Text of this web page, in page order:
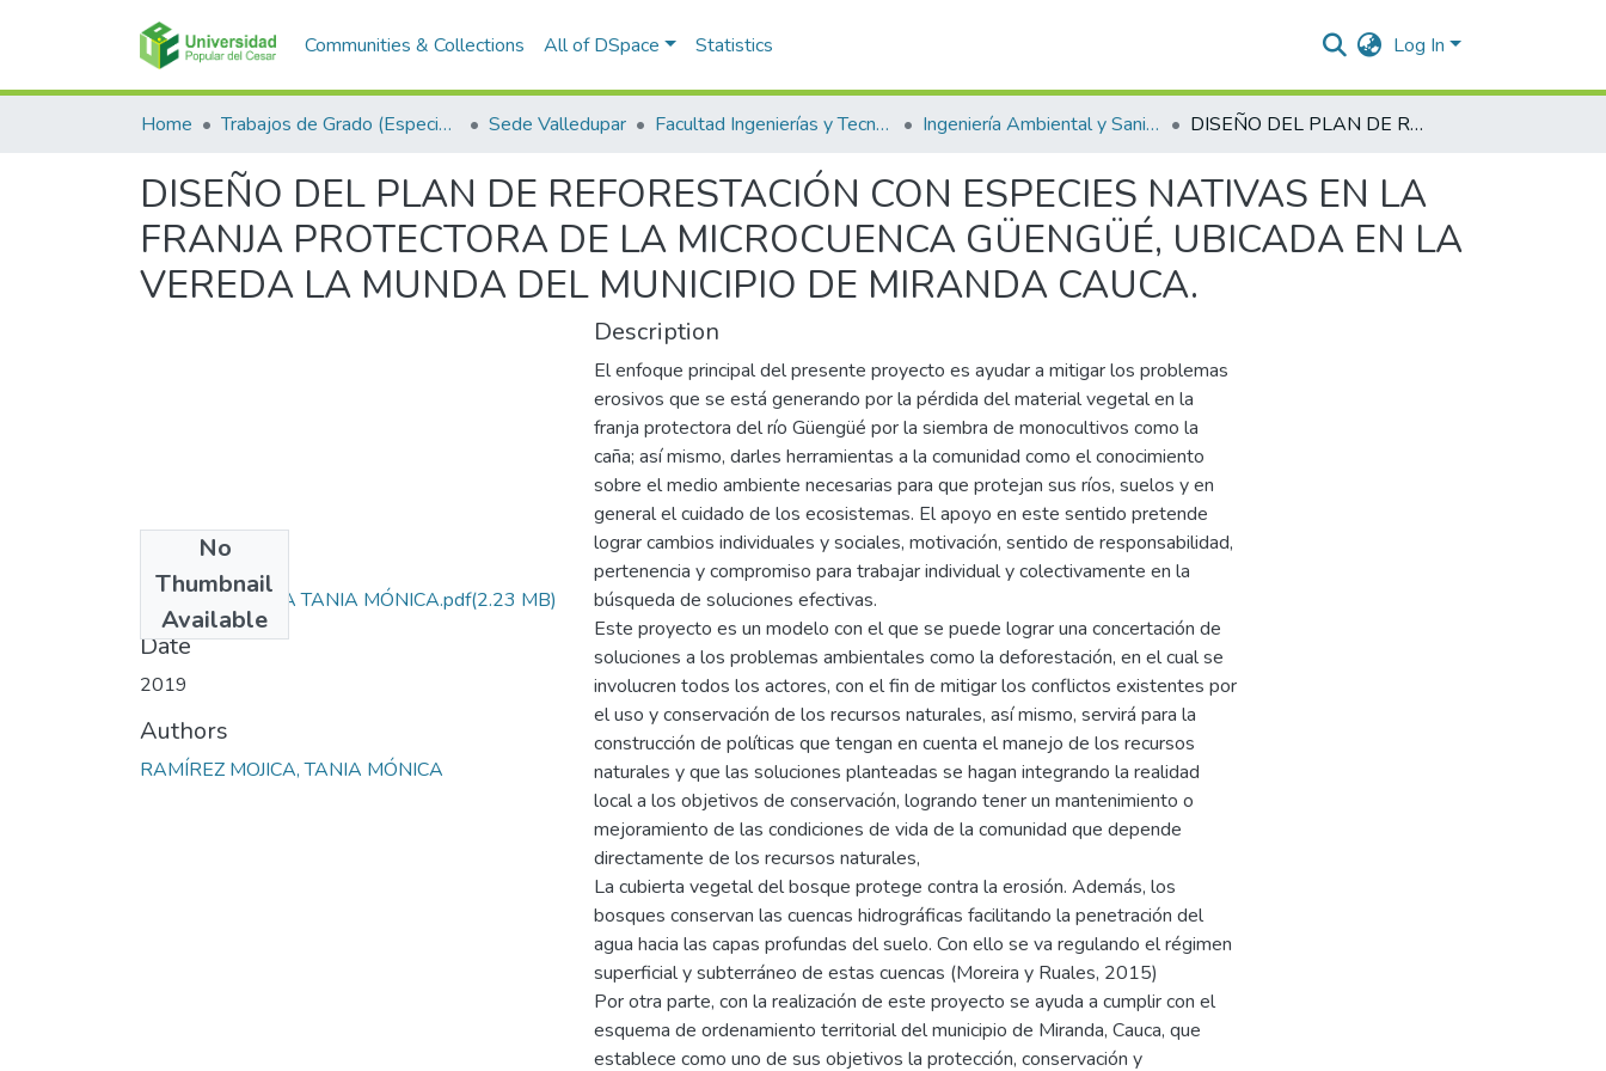
Communities & Collections All of DSpace Statistics Log In
Home Trabajos de Grado (Especializaciones y Pregrados) Sede Valledupar Facultad Ingenierías y Tecnologías Ingeniería Ambiental y Sanitaria. DISEÑO DEL PLAN DE REFORESTACIÓN CON ESPECIES NATIVAS EN LA FRANJA PROTECTORA DE LA MICROCUENCA GÜENGÜÉ, UBICADA EN LA VEREDA LA MUNDA DEL MUNICIPIO DE MIRANDA CAUCA.
DISEÑO DEL PLAN DE REFORESTACIÓN CON ESPECIES NATIVAS EN LA
FRANJA PROTECTORA DE LA MICROCUENCA GÜENGÜÉ, UBICADA EN LA
VEREDA LA MUNDA DEL MUNICIPIO DE MIRANDA CAUCA.
No
Thumbnail
Available
RAMÍREZ MOJICA TANIA MÓNICA.pdf(2.23 MB)
Date
2019
Authors
RAMÍREZ MOJICA, TANIA MÓNICA
Description
El enfoque principal del presente proyecto es ayudar a mitigar los problemas
erosivos que se está generando por la pérdida del material vegetal en la
franja protectora del río Güengüé por la siembra de monocultivos como la
caña; así mismo, darles herramientas a la comunidad como el conocimiento
sobre el medio ambiente necesarias para que protejan sus ríos, suelos y en
general el cuidado de los ecosistemas. El apoyo en este sentido pretende
lograr cambios individuales y sociales, motivación, sentido de responsabilidad,
pertenencia y compromiso para trabajar individual y colectivamente en la
búsqueda de soluciones efectivas.
Este proyecto es un modelo con el que se puede lograr una concertación de
soluciones a los problemas ambientales como la deforestación, en el cual se
involucren todos los actores, con el fin de mitigar los conflictos existentes por
el uso y conservación de los recursos naturales, así mismo, servirá para la
construcción de políticas que tengan en cuenta el manejo de los recursos
naturales y que las soluciones planteadas se hagan integrando la realidad
local a los objetivos de conservación, logrando tener un mantenimiento o
mejoramiento de las condiciones de vida de la comunidad que depende
directamente de los recursos naturales,
La cubierta vegetal del bosque protege contra la erosión. Además, los
bosques conservan las cuencas hidrográficas facilitando la penetración del
agua hacia las capas profundas del suelo. Con ello se va regulando el régimen
superficial y subterráneo de estas cuencas (Moreira y Ruales, 2015)
Por otra parte, con la realización de este proyecto se ayuda a cumplir con el
esquema de ordenamiento territorial del municipio de Miranda, Cauca, que
establece como uno de sus objetivos la protección, conservación y